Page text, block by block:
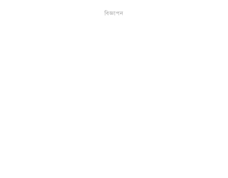
বিজ্ঞাপন